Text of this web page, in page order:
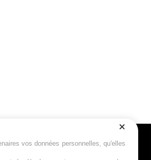
vos données personnelles, qu'elles